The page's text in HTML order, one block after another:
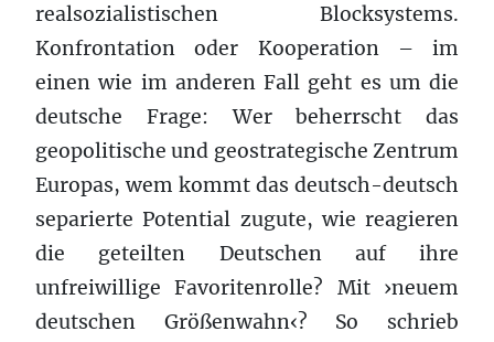
realsozialistischen Blocksystems.
Konfrontation oder Kooperation – im
einen wie im anderen Fall geht es um die
deutsche Frage: Wer beherrscht das
geopolitische und geostrategische Zentrum
Europas, wem kommt das deutsch-deutsch
separierte Potential zugute, wie reagieren
die geteilten Deutschen auf ihre
unfreiwillige Favoritenrolle? Mit ›neuem
deutschen Größenwahn‹? So schrieb